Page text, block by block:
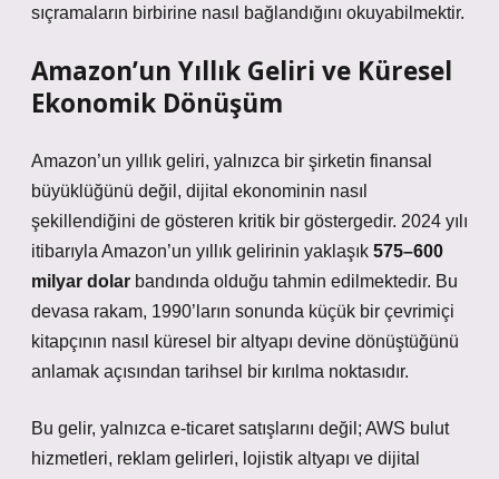
sıçramaların birbirine nasıl bağlandığını okuyabilmektir.
Amazon’un Yıllık Geliri ve Küresel
Ekonomik Dönüşüm
Amazon’un yıllık geliri, yalnızca bir şirketin finansal
büyüklüğünü değil, dijital ekonominin nasıl
şekillendiğini de gösteren kritik bir göstergedir. 2024 yılı
itibarıyla Amazon’un yıllık gelirinin yaklaşık 575–600
milyar dolar bandında olduğu tahmin edilmektedir. Bu
devasa rakam, 1990’ların sonunda küçük bir çevrimiçi
kitapçının nasıl küresel bir altyapı devine dönüştüğünü
anlamak açısından tarihsel bir kırılma noktasıdır.
Bu gelir, yalnızca e-ticaret satışlarını değil; AWS bulut
hizmetleri, reklam gelirleri, lojistik altyapı ve dijital